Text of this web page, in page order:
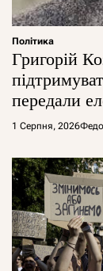
Політика
Григорій
передали
1 Серпня, 2026